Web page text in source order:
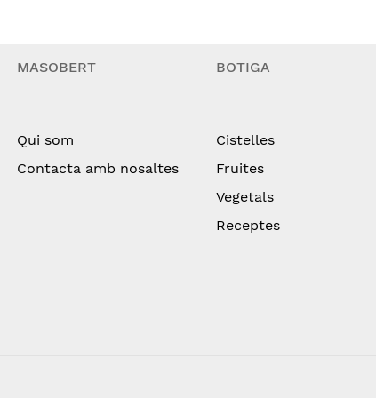
MASOBERT
Qui som
Contacta amb nosaltes
BOTIGA
Cistelles
Fruites
Vegetals
Receptes